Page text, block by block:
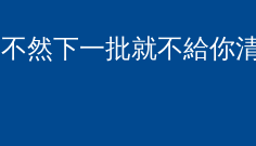
不然下一批就不給你